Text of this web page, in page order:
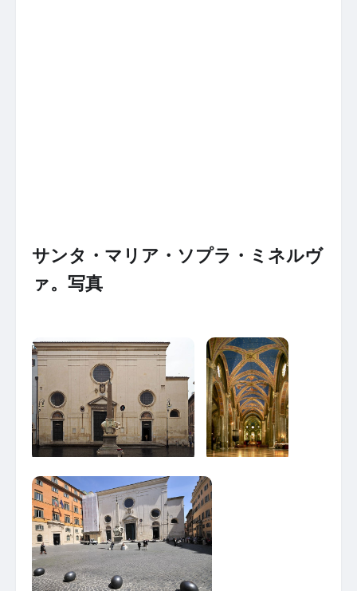
サンタ・マリア・ソプラ・ミネルヴ
ァ。写真